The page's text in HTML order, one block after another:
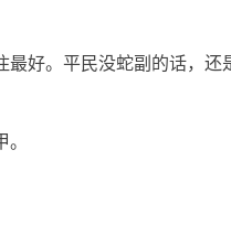
好。平民没蛇副的话，还